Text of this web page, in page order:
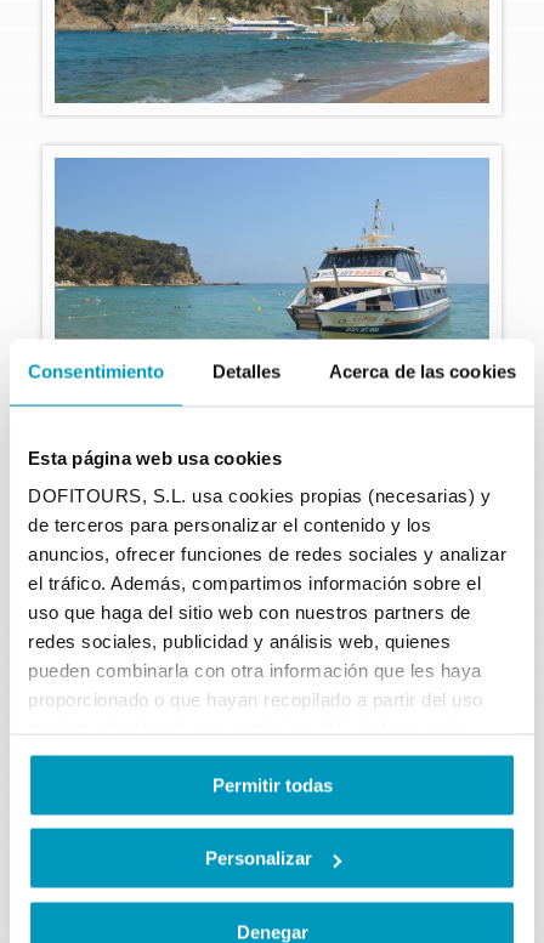
Consentimiento Detalles Acerca de las cookies
Esta página web usa cookies
DOFITOURS, S.L. usa cookies propias (necesarias) y
de terceros para personalizar el contenido y los
anuncios, ofrecer funciones de redes sociales y analizar
el tráfico. Además, compartimos información sobre el
uso que haga del sitio web con nuestros partners de
redes sociales, publicidad y análisis web, quienes
pueden combinarla con otra información que les haya
proporcionado o que hayan recopilado a partir del uso
Permitir todas
Personalizar
Denegar
Et vous, où souhaitez-vous
embarquer ?